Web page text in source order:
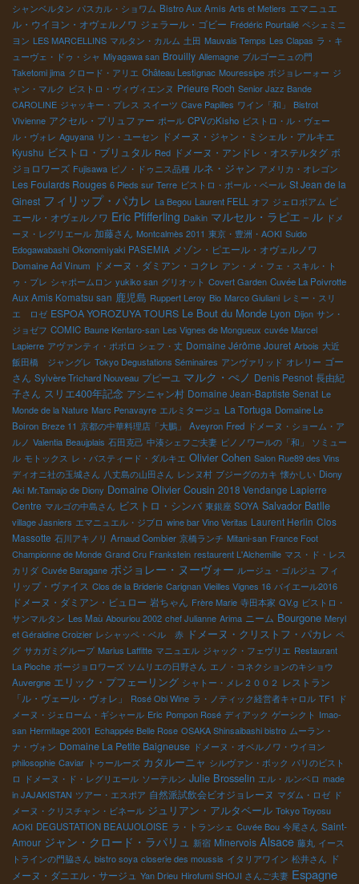
シャンベルタン パスカル・ショワム Bistro Aux Amis Arts et Metiers エマニュエ
ル・ウイヨン・オヴェルノワ ジェラール・ゴビー Frédéric Pourtalié ペシェミニ
ヨン LES MARCELLINS マルタン・カルム 土田 Mauvais Temps Les Clapas ラ・キ
ューヴェ・ドゥ・シャ Miyagawa san Brouilly Allemagne ブルゴーニュの門
Taketomi jima クロード・アリエ Château Lestignac Mouressipe ボジョレーォー ジ
ャン・マルク ビストロ・ヴィヴィエンヌ Prieure Roch Senior Jazz Bande
CAROLINE ジャッキー・プレス スイーツ Cave Papilles ワイン「和」
Bistrot
VIvienne アクセル・プリュファー ポール CPVのKisho ビストロ・ル・ヴェー
ル・ヴォレ Aguyana リン・ユーセン ドメーヌ・ジャン・ミシェル・アルキエ
Kyushu ビストロ・ブリュタル Red ドメーヌ・アンドレ・オステルタグ ボ
ジョロワーズ Fujisawa ピノ・ドゥニス品種 ルネ・ジャン アメリカ・オレゴン
Les Foulards Rouges 6 Pieds sur Terre ビストロ・ポール・ベール St Jean de la
Ginest フィリップ・パカレ La Begou Laurent FELL オフ ジェロボアム ピ
エール・オヴェルノワ Eric Pfifferling Daikin マルセル・ラピエ－ル ドメ
ーヌ・レグリエール 加藤さん Montcalmès 2011 東京・豊洲・AOKI Suido
Edogawabashi Okonomiyaki PASEMIA メゾン・ピエール・オヴェルノワ
Domaine Ad Vinum ドメーヌ・ダミアン・コクレ アン・メ・フェ・スキル・ト
ゥ・プレ シャポームロン yukiko san グリオット Covert Garden Cuvée La Poivrotte
Aux Amis Komatsu san 鹿児島 Ruppert Leroy Bio Marco Giuliani レミー・スリ
エ ロゼ ESPOA YOROZUYA TOURS Le Bout du Monde Lyon Dijon サン・
ジョゼフ COMIC Baune Kentaro-san Les Vignes de Mongueux cuvée Marcel
Lapierre アヴァンティ・ポポロ シェフ・丈 Domaine Jérôme Jouret Arbois 大近
飯田橋 ジャングレ Tokyo Degustations Séminaires アンヴァリッド オレリー ゴー
さん Sylvère Trichard Nouveau プピーユ マルク・ぺノ Denis Pesnot 長由紀
子さん スリエ400年記念 アシニャン村 Domaine Jean-Baptiste Senat Le
Monde de la Nature Marc Penavayre エルミタージュ La Tortuga Domaine Le
Boiron Breze 11 京都の中華料理店「大鵬」 Aveyron Fred ドメーヌ・ショーム・ア
ルノ Valentia Beaujplais 石田克己 中湊シェフご夫妻 ピノノワールの「和」
ソミュー
ル モトックス レ・バスティード・ダルキエ Olivier Cohen Salon Rue89 des Vins
ディオニ社の玉城さん 八丈島の山田さん レンヌ村 ブジーグのカキ 懐かしい Diony
Aki Mr.Tamajo de Diony Domaine Olivier Cousin 2018 Vendange Lapierre
Centre マルゴの中島さん ビストロ・シンバ 東銀座 SOYA Salvador Batlle
village Jasniers エマニュエル・ジブロ wine bar Vino Veritas Laurent Herlin Clos
Massotte 石川アキノリ Arnaud Combier 京橋ランチ Mitani-san France Foot
Championne de Monde Grand Cru Frankstein restaurent L'Alchemille マス・ド・レス
カリダ Cuvée Baragane ボジョレー・ヌーヴォー ルージュ・ゴルジュ フィ
リップ・ヴァイス Clos de la Briderie Carignan Vieilles Vignes 16 バイエール2016
ドメーヌ・ダミアン・ビュロー 岩ちゃん Frère Marie 寺田本家 QV.g ビストロ・
サンマルタン Les Maù Abouriou 2002 chef Julianne Arima ニーム Bourgone Meryl
et Géraldine Croizier レシャッペ・ベル 赤 ドメーヌ・クリストフ・パカレ ペ
グ サカガミグループ Marius Laffitte マニュエル ジャック・フェヴリエ Restaurant
La Pioche ボージョロワーズ ソムリエの日野さん エノ・コネクションのキショウ
Auvergne エリック・プフェーリング シャトー・メレ２００２ レストラン
「ル・ヴェール・ヴォレ」
Rosé Obi Wine ラ・ノティック経営者キャロル TF1
ド
メーヌ・ジェローム・ギシャール Eric Pompon Rosé ディアック ゲーシクト Imao-
san Hermitage 2001 Echappée Belle Rose OSAKA Shinsaibashi bistro ムーラン・
ナ・ヴォン Domaine La Petite Baigneuse ドメーヌ・オベルノワ・ウイヨン
philosophie Caviar トゥールーズ カタルーニャ シルヴァン・ボック パリのビスト
ロ
ドメーヌ・ド・レグリエール ソーテルン Julie Brosselin エル・ルンベロ made
in JAJAKISTAN ツアー・エスポア 自然派試飲会ビオジョレーヌ マダム・ロゼ ド
メーヌ・クリスチャン・ビネール ジュリアン・アルタベール Tokyo Toyosu
AOKI DEGUSTATION BEAUJOLOISE ラ・トランシェ Cuvée Bou 今尾さん Saint-
Amour ジャン・クロード・ラパリュ 新宿 Minervois Alsace 藤丸 イース
トラインの門脇さん bistro soya closerie des moussis イタリアワイン 松井さん ド
メーヌ・ダニエル・サージュ Yan Drieu Hirofumi SHOJI さんご夫妻 Espagne